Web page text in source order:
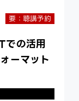
要：聴講予約
の活用
ーマット